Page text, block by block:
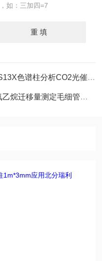
如：三加四=7
色谱柱分析CO2光催化产物
迁移量测定毛细管色谱柱